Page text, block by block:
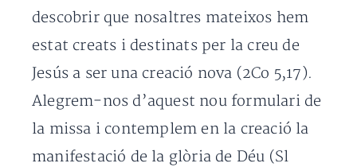
descobrir que nosaltres mateixos hem
estat creats i destinats per la creu de
Jesús a ser una creació nova (2Co 5,17).
Alegrem-nos d’aquest nou formulari de
la missa i contemplem en la creació la
manifestació de la glòria de Déu (Sl